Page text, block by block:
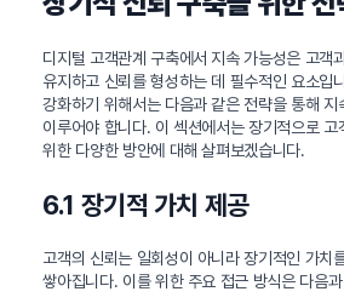
디지털 고객관계 구축에서 지속 가능성은 고객
유지하고 신뢰를 형성하는 데 필수적인 요소입
강화하기 위해서는 다음과 같은 전략을 통해 지
이루어야 합니다. 이 섹션에서는 장기적으로 고
위한 다양한 방안에 대해 살펴보겠습니다.
6.1 장기적 가치 제공
고객의 신뢰는 일회성이 아니라 장기적인 가치
쌓아집니다. 이를 위한 주요 접근 방식은 다음